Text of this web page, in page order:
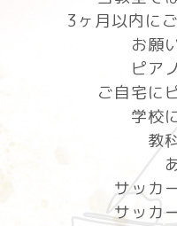
3ヶ月以内に
お願
ピア
ご自宅に
学校
教
サッカ
サッカ